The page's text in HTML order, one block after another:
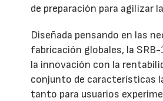
de preparación para agilizar
Diseñada pensando en las
fabricación globales, la
la innovación con la
conjunto de características
tanto para usuarios